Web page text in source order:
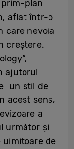
prim-plan
aflat într-o
care nevoia
creștere.
ajutorul
un stil de
acest sens,
a
următor și
uimitoare de